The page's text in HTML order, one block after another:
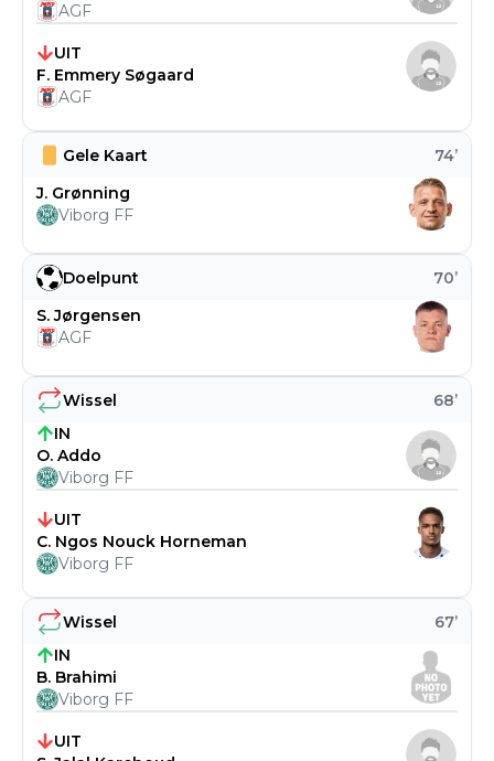
Wissel 67’
IN
B. Brahimi
Viborg FF
UIT
Wissel 68’
IN
O. Addo
Viborg FF
UIT
C. Ngos Nouck Horneman
Viborg FF
Doelpunt 70’
S. Jørgensen
AGF
Gele Kaart 74’
J. Grønning
Viborg FF
AGF
UIT
F. Emmery Søgaard
AGF